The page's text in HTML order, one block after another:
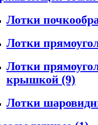
Лотки
Лотки
Лотки
крышкой (9)
Лотки